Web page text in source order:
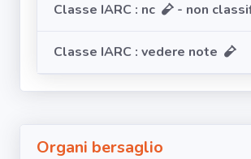
Classe IARC : nc - non
Classe IARC : vedere note
Organi bersaglio